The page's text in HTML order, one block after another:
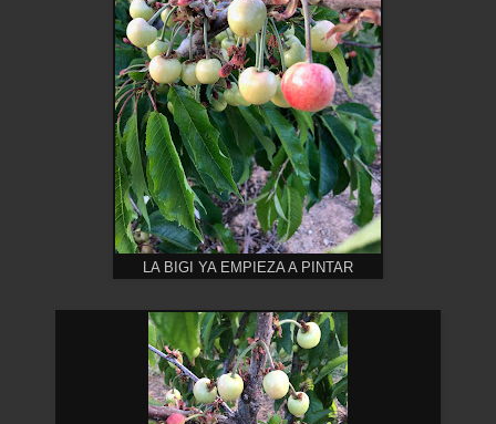
LA BIGI YA EMPIEZA A PINTAR